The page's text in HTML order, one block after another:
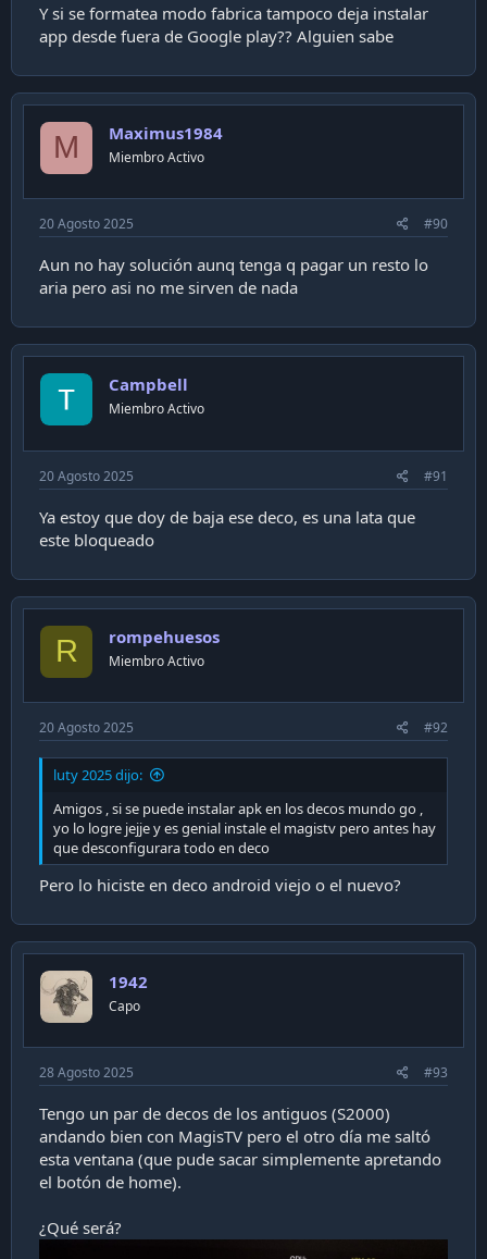
Cualquier logo postearlo aquí.
Y si se formatea modo fabrica tampoco deja instalar
app desde fuera de Google play?? Alguien sabe
M Maximus1984
Miembro Activo
20 Agosto 2025 #90
Aun no hay solución aunq tenga q pagar un resto lo
aria pero asi no me sirven de nada
Campbell
Miembro Activo
20 Agosto 2025 #91
Ya estoy que doy de baja ese deco, es una lata que
este bloqueado
R rompehuesos
Miembro Activo
20 Agosto 2025 #92
luty 2025 dijo:
Amigos , si se puede instalar apk en los decos mundo go ,
yo lo logre jejje y es genial instale el magistv pero antes hay
que desconfigurara todo en deco
Pero lo hiciste en deco android viejo o el nuevo?
1942
Capo
28 Agosto 2025 #93
Tengo un par de decos de los antiguos (S2000)
andando bien con MagisTV pero el otro día me saltó
esta ventana (que pude sacar simplemente apretando
el botón de home).
¿Qué será?